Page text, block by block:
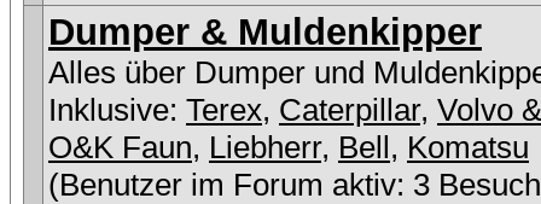
Dumper & Muldenkipper
Alles über Dumper und
Inklusive: Terex, Caterpillar, Volvo
O&K Faun, Liebherr, Bell, Komatsu
(Benutzer im Forum aktiv: 3